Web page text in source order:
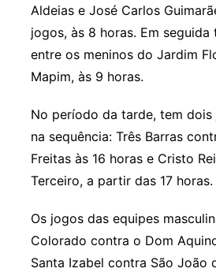
Aldeias e José Carlos
jogos, às 8 horas. Em seguida
entre os meninos do Jardim
Mapim, às 9 horas.
No período da tarde, tem
na sequência: Três Barras
Freitas às 16 horas e Cristo
Terceiro, a partir das 17 horas.
Os jogos das equipes
Colorado contra o Dom
Santa Izabel contra São João